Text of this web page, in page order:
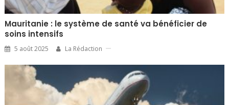
Mauritanie : le système de santé va bénéficier de
soins intensifs
5 août 2025 La Rédaction